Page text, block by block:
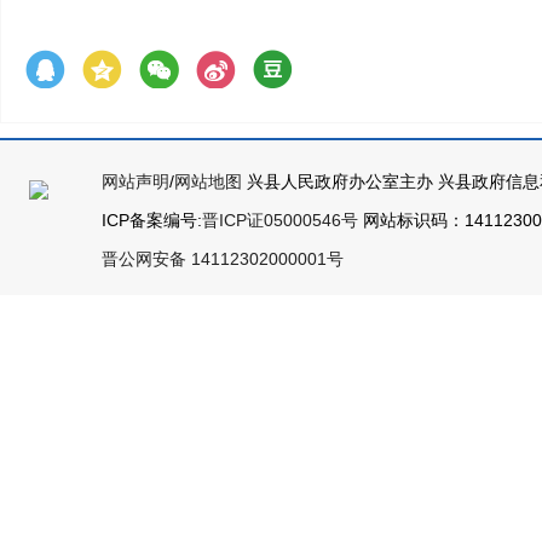
网站声明/网站地图 兴县人民政府办公室主办 兴县政府信
ICP备案编号:晋ICP证05000546号 网站标识码：
晋公网安备 14112302000001号